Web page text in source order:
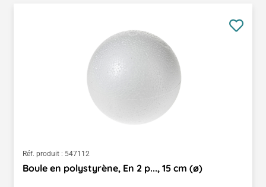
Réf. produit : 547112
Boule en polystyrène, En 2 p..., 15 cm (ø)